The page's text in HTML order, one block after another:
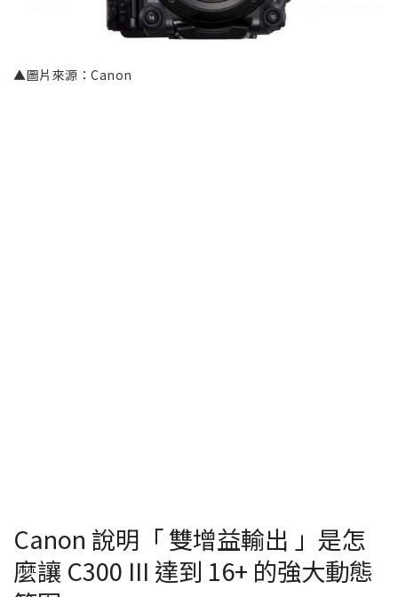
▲圖片來源：Canon
Canon 說明「 雙增益輸出 」是怎
麼讓 C300 III 達到 16+ 的強大動態